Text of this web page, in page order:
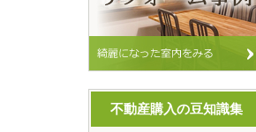
不動産購入の豆知識集